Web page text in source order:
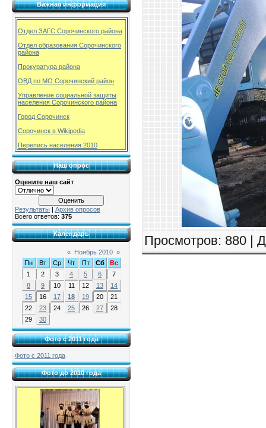
Важная информация
Отдел ЗАГС Сорочинского района
Отдел образования Сорочинского
района
Прокуратура района
ОВД по МО Сорочинский район
Управление социальной защиты
населения Сорочинского района
Город Сорочинск
Сорочинск в Wikipedia
Перепись населения 2010
Наш опрос
Оцените наш сайт
Результаты
Архив опросов
Всего ответов: 375
Календарь
« Ноябрь 2010 »
Пн
Вт Ср Чт Пт Сб
Вс
1
2 3 4 5 6
7
8
9 10 11 12 13
14
15
16 17 18 19 20
21
22
23 24 25 26 27
28
29
30
Фото с 2011 года
Фото с 2011 года
Фото до 2010 года
Просмотров: 880 |